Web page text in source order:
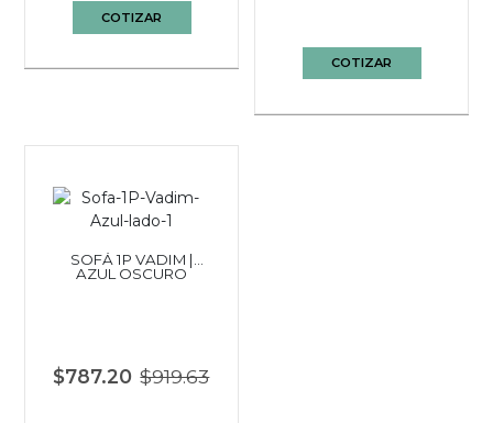
COTIZAR
COTIZAR
SOFÁ 1P VADIM |
AZUL OSCURO
$787.20 $919.63